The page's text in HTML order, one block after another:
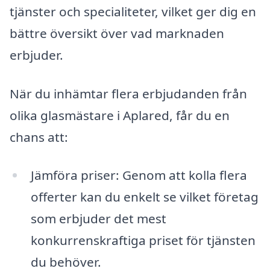
tjänster och specialiteter, vilket ger dig en
bättre översikt över vad marknaden
erbjuder.
När du inhämtar flera erbjudanden från
olika glasmästare i Aplared, får du en
chans att:
Jämföra priser: Genom att kolla flera
offerter kan du enkelt se vilket företag
som erbjuder det mest
konkurrenskraftiga priset för tjänsten
du behöver.